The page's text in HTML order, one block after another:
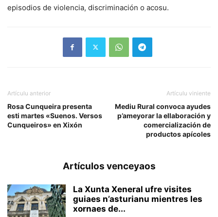
episodios de violencia, discriminación o acosu.
Artículu anterior
Rosa Cunqueira presenta
esti martes «Suenos. Versos
Cunqueiros» en Xixón
Artículu viniente
Mediu Rural convoca ayudes
p’ameyorar la ellaboración y
comercialización de
productos apícoles
Artículos venceyaos
La Xunta Xeneral ufre visites
guiaes n’asturianu mientres les
xornaes de...